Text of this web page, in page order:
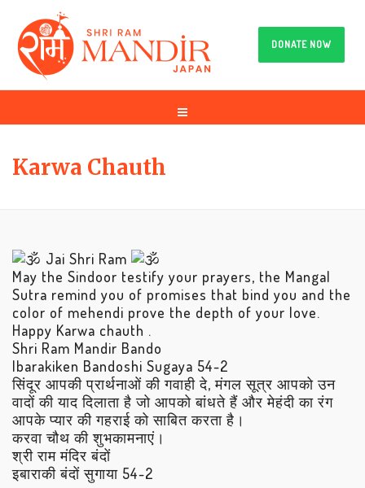
DONATE NOW
Karwa Chauth
Jai Shri Ram
May the Sindoor testify your prayers, the Mangal
Sutra remind you of promises that bind you and the
color of mehendi prove the depth of your love.
Happy Karwa chauth .
Shri Ram Mandir Bando
Ibarakiken Bandoshi Sugaya 54-2
सिंदूर आपकी प्रार्थनाओं की गवाही दे, मंगल सूत्र आपको उन
वादों की याद दिलाता है जो आपको बांधते हैं और मेहंदी का रंग
आपके प्यार की गहराई को साबित करता है।
करवा चौथ की शुभकामनाएं।
श्री राम मंदिर बंदों
इबाराकी बंदों सुगाया 54-2